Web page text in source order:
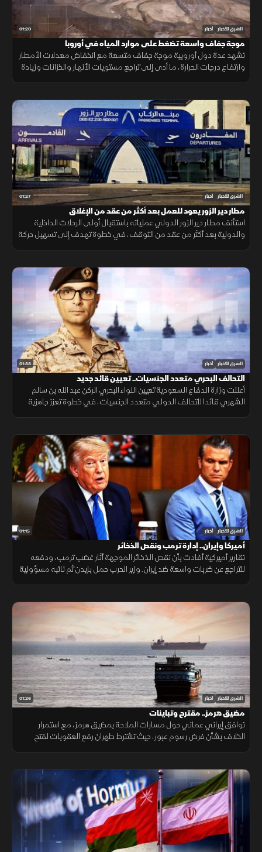
01:20 الشرق للأخبار أخبار
موجة جفاف واسعة تضغط على موارد المياه في أوروبا
تشهد عدة دول أوروبية موجة جفاف متسعة مع انخفاض معدلات الأمطار
وارتفاع درجات الحرارة، ما أدى إلى تراجع مستويات الأنهار والخزانات وزيادة
01:27 الشرق للأخبار أخبار
مطار دير الزور يعود للعمل بعد أكثر من عقد من الإغلاق
استأنف مطار دير الزور الدولي عملياته باستقبال أولى الرحلات الداخلية
والدولية بعد أكثر من عقد من التوقف، في خطوة تهدف إلى تسهيل حركة
01:33 الشرق للأخبار أخبار
التحالف البحري متعدد الجنسيات.. تعيين قائد جديد
أعلنت وزارة الدفاع السعودية تعيين اللواء البحري الركن عبد الله بن سالم
الشهري قائدا للتحالف الدولي متعدد الجنسيات، في خطوة تعزز جاهزية
01:15 الشرق للأخبار أخبار
أميركا وإيران.. إدارة ترمب ونقص الذخائر
تقارير أميركية أفادت بأن نقص الذخائر الموجهة أثار غضب ترمب، ودفعه
للتراجع عن ضربات واسعة ضد إيران. وزير الحرب حمل بايدن ثم نائبه مسؤولية
01:26 الشرق للأخبار أخبار
مضيق هرمز.. مقترح وتباينات
توافق إيراني عماني حول مسارات الملاحة بمضيق هرمز، مع استمرار
الخلاف بشأن فرض رسوم عبور، حيث تشترط طهران رفع العقوبات لفتح